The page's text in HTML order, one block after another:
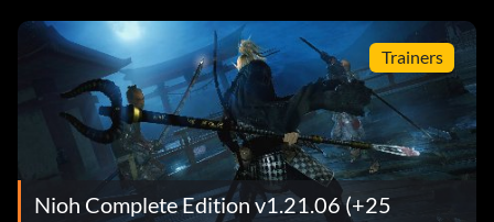
Trainers
Nioh Complete Edition v1.21.06 (+25